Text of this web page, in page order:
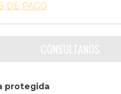
DE PAGO
protegida